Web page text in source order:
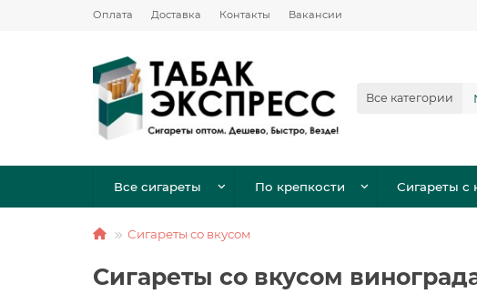
Оплата Доставка Контакты Вакансии
Все категории
Все сигареты По крепкости Сигареты с
Сигареты со вкусом
Сигареты со вкусом